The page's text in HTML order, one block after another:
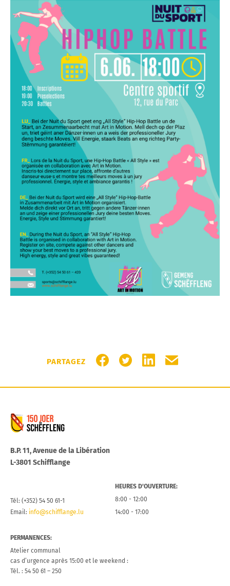
PARTAGEZ
PARTAGER SUR FACEBOOK
PARTAGER SUR TWITTER
PARTAGER SUR
PARTAGER
B.P. 11, Avenue de la Libération
L-3801 Schifflange
Tél: (+352) 54 50 61-1
Email: info@schifflange.lu
HEURES D’OUVERTURE:
8:00 - 12:00
14:00 - 17:00
PERMANENCES:
Atelier communal
cas d’urgence après 15:00 et le weekend :
Tél. : 54 50 61 – 250